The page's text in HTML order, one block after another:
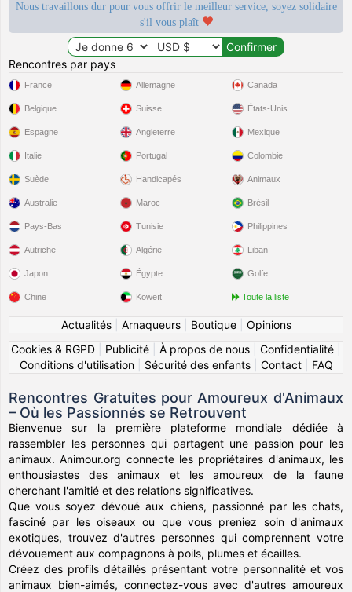
Nous travaillons dur pour vous offrir le meilleur service, soyez solidaire
s'il vous plaît
Rencontres par pays
France
Belgique
Espagne
Italie
Suède
Allemagne
Suisse
Angleterre
Portugal
Handicapés
Canada
États-Unis
Mexique
Colombie
Animaux
Australie
Pays-Bas
Autriche
Japon
Chine
Maroc
Tunisie
Algérie
Égypte
Koweït
Brésil
Philippines
Liban
Golfe
Toute la liste
Actualités| Arnaqueurs| Boutique| Opinions
Cookies & RGPD
Publicité À propos de nous Confidentialité
Conditions d'utilisation| Sécurité des enfants| Contact| FAQ
Rencontres Gratuites pour Amoureux d'Animaux
– Où les Passionnés se Retrouvent
Bienvenue sur la première plateforme mondiale dédiée à
rassembler les personnes qui partagent une passion pour les
animaux. Animour.org connecte les propriétaires d'animaux, les
enthousiastes des animaux et les amoureux de la faune
cherchant l'amitié et des relations significatives.
Que vous soyez dévoué aux chiens, passionné par les chats,
fasciné par les oiseaux ou que vous preniez soin d'animaux
exotiques, trouvez d'autres personnes qui comprennent votre
dévouement aux compagnons à poils, plumes et écailles.
Créez des profils détaillés présentant votre personnalité et vos
animaux bien-aimés, connectez-vous avec d'autres amoureux